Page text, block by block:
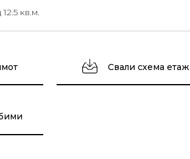
кв.м.
Свали схема етаж